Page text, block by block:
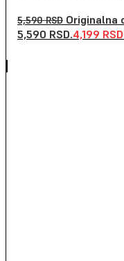
5,590RSD Originalna
5,590 RSD.4,199 RSD